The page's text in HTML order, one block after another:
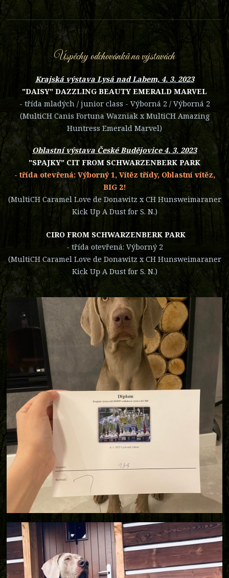
Úspěchy odchovánků na výstavách
Krajská výstava Lysá nad Labem, 4. 3. 2023
"DAISY" DAZZLING BEAUTY EMERALD MARVEL
- třída mladých / junior class - Výborná 2 / Výborná 2
(MultiCH Canis Fortuna Wazniak x MultiCH Amazing
Huntress Emerald Marvel)
Oblastní výstava České Budějovice 4. 3. 2023
"SPAJKY" CIT FROM SCHWARZENBERK PARK
- třída otevřená: Výborný 1, Vítěz třídy, Oblastní vítěz,
BIG 2!
(MultiCH Caramel Love de Donawitz x CH Hunsweimaraner
Kick Up A Dust for S. N.)
CIRO FROM SCHWARZENBERK PARK
- třída otevřená: Výborný 2
(MultiCH Caramel Love de Donawitz x CH Hunsweimaraner
Kick Up A Dust for S. N.)